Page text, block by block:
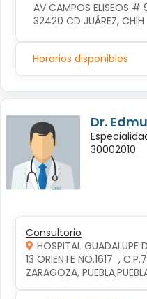
AV CAMPOS ELISEOS #
32420 CD JUÁREZ, CHIH
Horarios disponibles
Dr.
30002010
Consultorio
HOSPITAL GUADALUPE
13 ORIENTE NO.1617  ,
ZARAGOZA,